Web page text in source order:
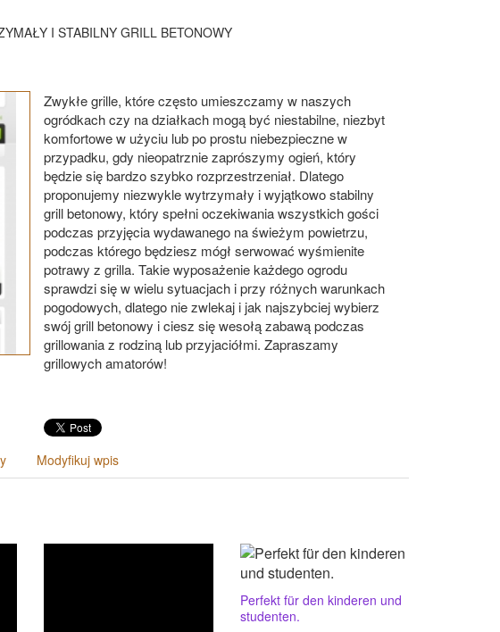
I STABILNY GRILL BETONOWY
Zwykłe grille, które często umieszczamy w naszych
ogródkach czy na działkach mogą być niestabilne, niezbyt
komfortowe w użyciu lub po prostu niebezpieczne w
przypadku, gdy nieopatrznie zaprószymy ogień, który
będzie się bardzo szybko rozprzestrzeniał. Dlatego
proponujemy niezwykle wytrzymały i wyjątkowo stabilny
grill betonowy, który spełni oczekiwania wszystkich gości
podczas przyjęcia wydawanego na świeżym powietrzu,
podczas którego będziesz mógł serwować wyśmienite
potrawy z grilla. Takie wyposażenie każdego ogrodu
sprawdzi się w wielu sytuacjach i przy różnych warunkach
pogodowych, dlatego nie zwlekaj i jak najszybciej wybierz
swój grill betonowy i ciesz się wesołą zabawą podczas
grillowania z rodziną lub przyjaciółmi. Zapraszamy
grillowych amatorów!
Modyfikuj wpis
Perfekt für den kinderen und
studenten.